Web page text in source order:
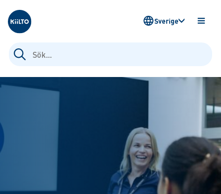
Kiilto Sweden
Sök
efter:
Sverige